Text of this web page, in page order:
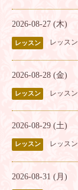
2026-08-27 (木)
レッスン レッスン
2026-08-28 (金)
レッスン レッスン
2026-08-29 (土)
レッスン レッスン
2026-08-31 (月)